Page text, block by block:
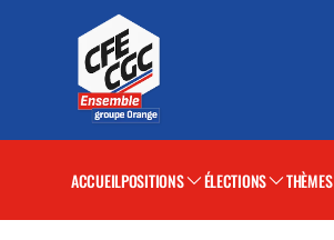
ACCUEILPOSITIONS ÉLECTIONS THÈMES